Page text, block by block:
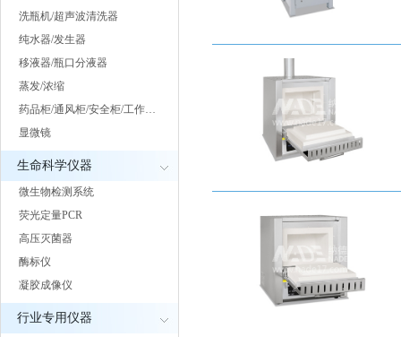
洗瓶机/超声波清洗器
纯水器/发生器
移液器/瓶口分液器
蒸发/浓缩
药品柜/通风柜/安全柜/工作…
显微镜
生命科学仪器
微生物检测系统
荧光定量PCR
高压灭菌器
酶标仪
凝胶成像仪
行业专用仪器